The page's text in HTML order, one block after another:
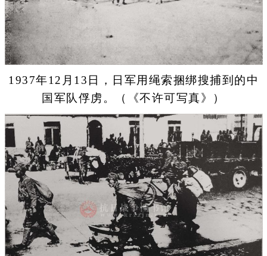
1937年12月13日，日军用绳索捆绑搜捕到的中
国军队俘虏。（《不许可写真》）